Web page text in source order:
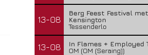
13-08
Berg Feest Festival met
Kensington
Tessenderlo
13-08
In Flames + Employed
OM (OM (Seraing))